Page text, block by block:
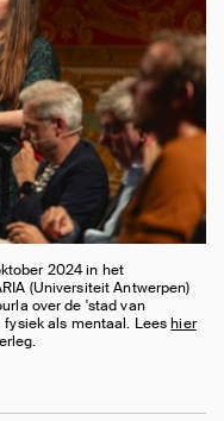
2024 in het
(Universiteit Antwerpen)
over de 'stad van
fysiek als mentaal. Leeshier